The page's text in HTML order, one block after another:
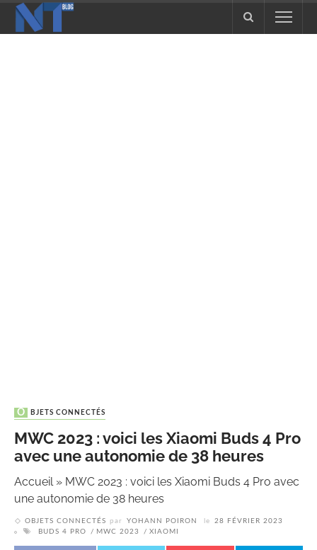
OBJETS CONNECTÉS
MWC 2023 : voici les Xiaomi Buds 4 Pro
avec une autonomie de 38 heures
Accueil» MWC 2023 : voici les Xiaomi Buds 4 Pro avec
une autonomie de 38 heures
OBJETS CONNECTÉS par YOHANN POIRON le
28 FÉVRIER 2023
BUDS 4 PRO
MWC 2023 XIAOMI